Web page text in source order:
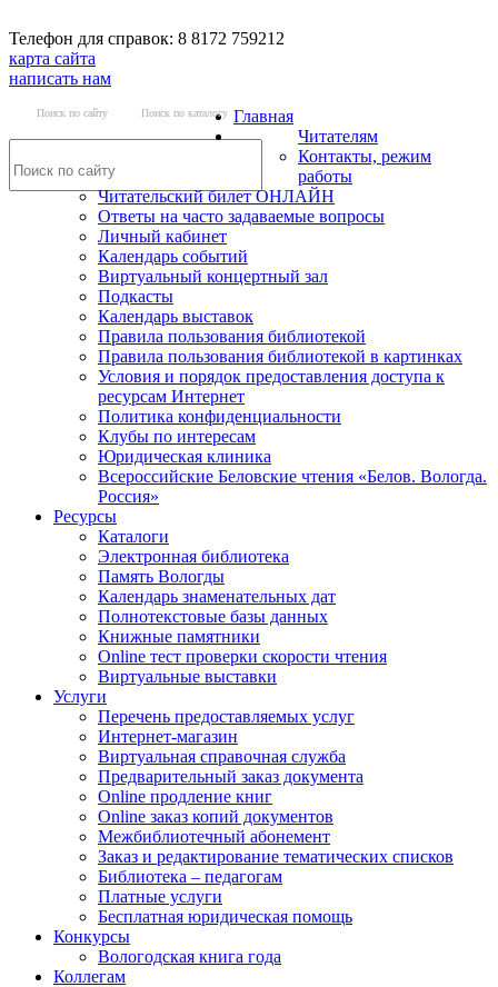
Телефон для справок: 8 8172 759212
карта сайта
написать нам
Поиск по сайту Поиск по каталогу Главная
Читателям
Контакты, режим
работы
Читательский билет ОНЛАЙН
Ответы на часто задаваемые вопросы
Личный кабинет
Календарь событий
Виртуальный концертный зал
Подкасты
Календарь выставок
Правила пользования библиотекой
Правила пользования библиотекой в картинках
Условия и порядок предоставления доступа к
ресурсам Интернет
Политика конфиденциальности
Клубы по интересам
Юридическая клиника
Всероссийские Беловские чтения «Белов. Вологда.
Россия»
Ресурсы
Каталоги
Электронная библиотека
Память Вологды
Календарь знаменательных дат
Полнотекстовые базы данных
Книжные памятники
Online тест проверки скорости чтения
Виртуальные выставки
Услуги
Перечень предоставляемых услуг
Интернет-магазин
Виртуальная справочная служба
Предварительный заказ документа
Online продление книг
Online заказ копий документов
Межбиблиотечный абонемент
Заказ и редактирование тематических списков
Библиотека – педагогам
Платные услуги
Бесплатная юридическая помощь
Конкурсы
Вологодская книга года
Коллегам